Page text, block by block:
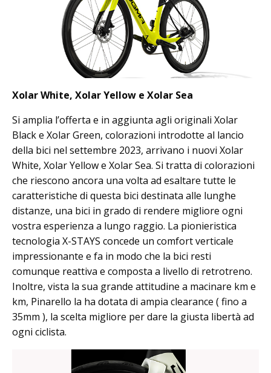
Xolar White, Xolar Yellow e Xolar Sea
Si amplia l’offerta e in aggiunta agli originali Xolar
Black e Xolar Green, colorazioni introdotte al lancio
della bici nel settembre 2023, arrivano i nuovi Xolar
White, Xolar Yellow e Xolar Sea. Si tratta di colorazioni
che riescono ancora una volta ad esaltare tutte le
caratteristiche di questa bici destinata alle lunghe
distanze, una bici in grado di rendere migliore ogni
vostra esperienza a lungo raggio. La pionieristica
tecnologia X-STAYS concede un comfort verticale
impressionante e fa in modo che la bici resti
comunque reattiva e composta a livello di retrotreno.
Inoltre, vista la sua grande attitudine a macinare km e
km, Pinarello la ha dotata di ampia clearance ( fino a
35mm ), la scelta migliore per dare la giusta libertà ad
ogni ciclista.